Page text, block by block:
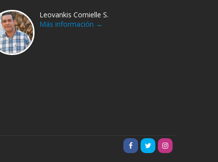
Leovankis Cornielle S.
Más información →